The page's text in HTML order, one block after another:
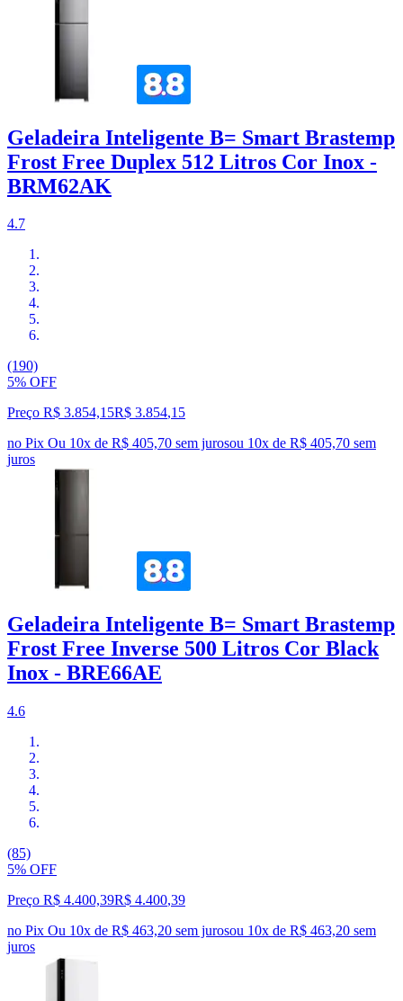
Geladeira Inteligente B= Smart Brastemp
Frost Free Duplex 512 Litros Cor Inox -
BRM62AK
4.7
(190)
5% OFF
Preço R$ 3.854,15R$ 3.854,15
no Pix Ou 10x de R$ 405,70 sem jurosou 10x de R$ 405,70 sem
juros
Geladeira Inteligente B= Smart Brastemp
Frost Free Inverse 500 Litros Cor Black
Inox - BRE66AE
4.6
(85)
5% OFF
Preço R$ 4.400,39R$ 4.400,39
no Pix Ou 10x de R$ 463,20 sem jurosou 10x de R$ 463,20 sem
juros